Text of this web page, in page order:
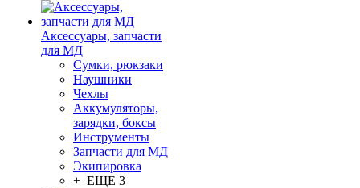
Аксессуары, запчасти
для МД
Сумки, рюкзаки
Наушники
Чехлы
Аккумуляторы,
зарядки, боксы
Инструменты
Запчасти для МД
Экипировка
+ ЕЩЕ 3